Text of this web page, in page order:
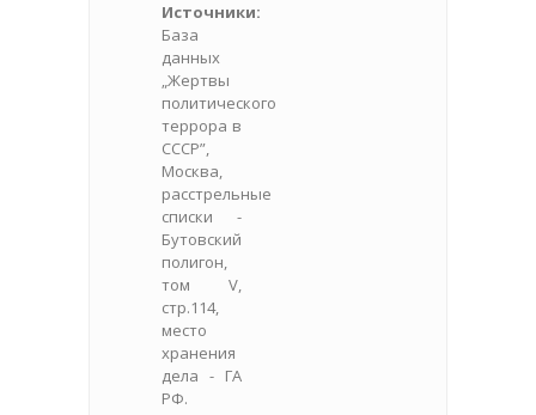
Источники:
База
данных
„Жертвы
политического
террора в
СССР”,
Москва,
расстрельные
списки -
Бутовский
полигон,
том V,
стр.114,
место
хранения
дела - ГА
РФ.